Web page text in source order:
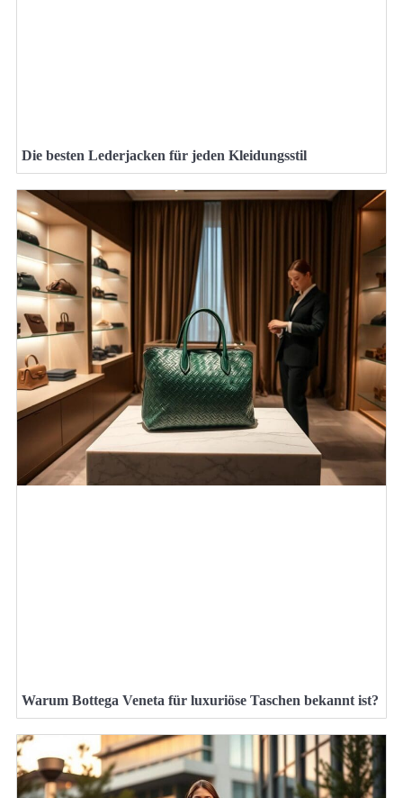
Die besten Lederjacken für jeden Kleidungsstil
Warum Bottega Veneta für luxuriöse Taschen bekannt ist?